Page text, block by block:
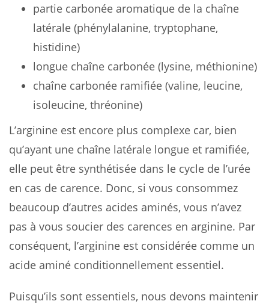
partie carbonée aromatique de la chaîne
latérale (phénylalanine, tryptophane,
histidine)
longue chaîne carbonée (lysine, méthionine)
chaîne carbonée ramifiée (valine, leucine,
isoleucine, thréonine)
L’arginine est encore plus complexe car, bien
qu’ayant une chaîne latérale longue et ramifiée,
elle peut être synthétisée dans le cycle de l’urée
en cas de carence. Donc, si vous consommez
beaucoup d’autres acides aminés, vous n’avez
pas à vous soucier des carences en arginine. Par
conséquent, l’arginine est considérée comme un
acide aminé conditionnellement essentiel.
Puisqu’ils sont essentiels, nous devons maintenir